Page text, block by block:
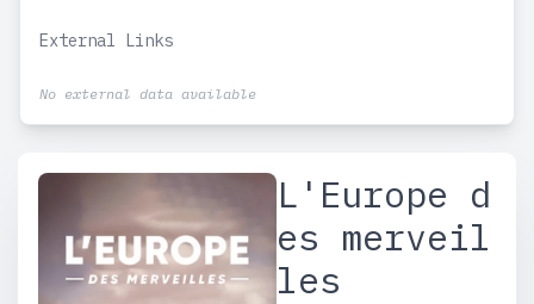
External Links
No external data available
L'Europe d
es merveil
les